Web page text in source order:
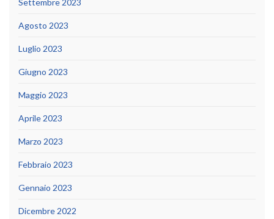
Agosto 2023
Luglio 2023
Giugno 2023
Maggio 2023
Aprile 2023
Marzo 2023
Febbraio 2023
Gennaio 2023
Dicembre 2022